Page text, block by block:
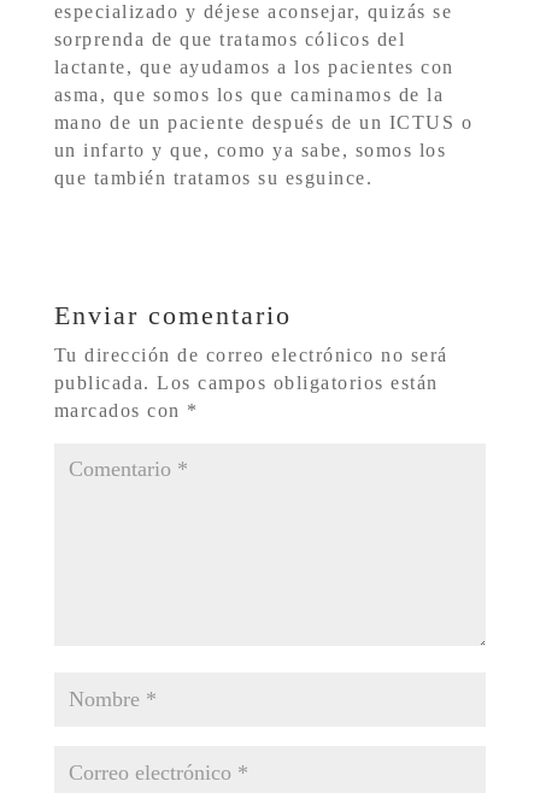
especializado y déjese aconsejar, quizás se
sorprenda de que tratamos cólicos del
lactante, que ayudamos a los pacientes con
asma, que somos los que caminamos de la
mano de un paciente después de un ICTUS o
un infarto y que, como ya sabe, somos los
que también tratamos su esguince.
Enviar comentario
Tu dirección de correo electrónico no será
publicada. Los campos obligatorios están
marcados con *